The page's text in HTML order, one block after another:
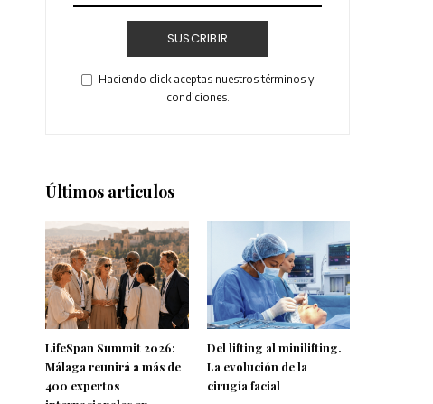
SUSCRIBIR
Haciendo click aceptas nuestros términos y
condiciones.
Últimos articulos
LifeSpan Summit 2026:
Málaga reunirá a más de
400 expertos
Del lifting al minilifting.
La evolución de la
cirugía facial